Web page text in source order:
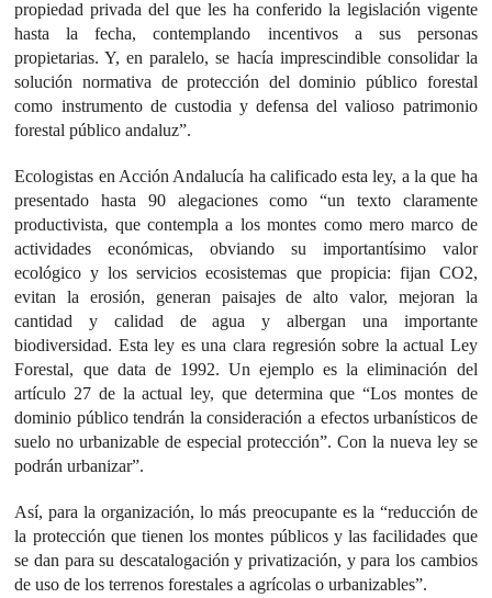
propiedad privada del que les ha conferido la legislación vigente
hasta la fecha, contemplando incentivos a sus personas
propietarias. Y, en paralelo, se hacía imprescindible consolidar la
solución normativa de protección del dominio público forestal
como instrumento de custodia y defensa del valioso patrimonio
forestal público andaluz”.
Ecologistas en Acción Andalucía ha calificado esta ley, a la que ha
presentado hasta 90 alegaciones como “un texto claramente
productivista, que contempla a los montes como mero marco de
actividades económicas, obviando su importantísimo valor
ecológico y los servicios ecosistemas que propicia: fijan CO2,
evitan la erosión, generan paisajes de alto valor, mejoran la
cantidad y calidad de agua y albergan una importante
biodiversidad. Esta ley es una clara regresión sobre la actual Ley
Forestal, que data de 1992. Un ejemplo es la eliminación del
artículo 27 de la actual ley, que determina que “Los montes de
dominio público tendrán la consideración a efectos urbanísticos de
suelo no urbanizable de especial protección”. Con la nueva ley se
podrán urbanizar”.
Así, para la organización, lo más preocupante es la “reducción de
la protección que tienen los montes públicos y las facilidades que
se dan para su descatalogación y privatización, y para los cambios
de uso de los terrenos forestales a agrícolas o urbanizables”.